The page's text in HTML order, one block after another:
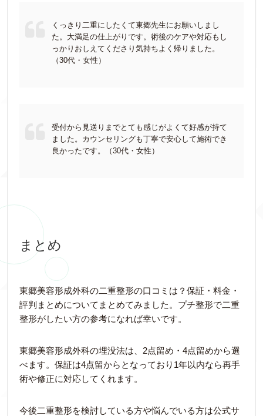
くっきり二重にしたくて東郷先生にお願いしまし
た。大満足の仕上がりです。術後のケアや対応もし
っかりおしえてくださり気持ちよく帰りました。
（30代・女性）
受付から見送りまでとても感じがよくて好感が持て
ました。カウンセリングも丁寧で安心して施術でき
良かったです。（30代・女性）
まとめ
東郷美容形成外科の二重整形の口コミは？保証・料金・
評判まとめについてまとめてみました。プチ整形で二重
整形がしたい方の参考になれば幸いです。
東郷美容形成外科の埋没法は、2点留め・4点留めから選
べます。保証は4点留からとなっており1年以内なら再手
術や修正に対応してくれます。
今後二重整形を検討している方や悩んでいる方は公式サ